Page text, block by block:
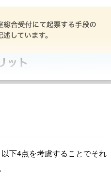
下4点を考慮することでそれ